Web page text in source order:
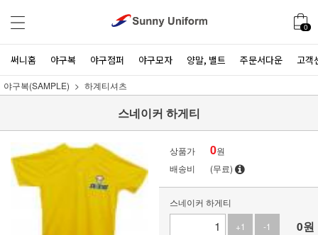
0
써니홈 야구복 야구점퍼 야구모자 양말, 밸트 주문서다운 고객
야구복(SAMPLE) 하계티셔츠
스네이커 하게티
상품가 0원
배송비
(무료)
스네이커 하게티
+1
-1 0원